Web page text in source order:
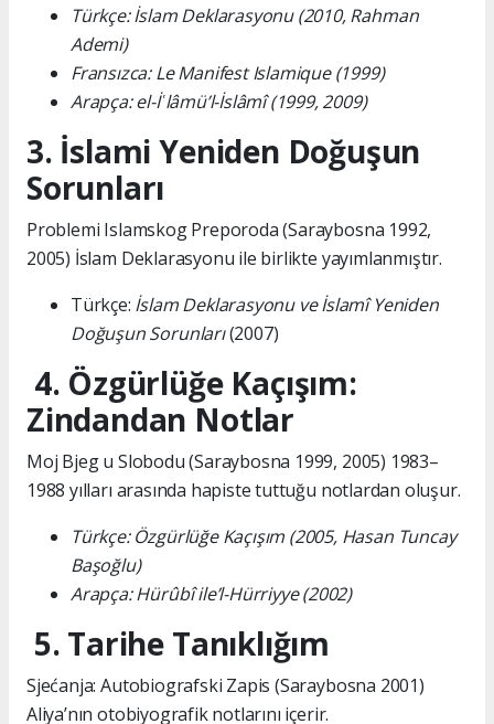
Türkçe: İslam Deklarasyonu (2010, Rahman
Ademi)
Fransızca: Le Manifest Islamique (1999)
Arapça: el-İʿlâmü’l-İslâmî (1999, 2009)
3. İslami Yeniden Doğuşun
Sorunları
Problemi Islamskog Preporoda (Saraybosna 1992,
2005) İslam Deklarasyonu ile birlikte yayımlanmıştır.
Türkçe: İslam Deklarasyonu ve İslamî Yeniden
Doğuşun Sorunları(2007)
4. Özgürlüğe Kaçışım:
Zindandan Notlar
Moj Bjeg u Slobodu (Saraybosna 1999, 2005) 1983–
1988 yılları arasında hapiste tuttuğu notlardan oluşur.
Türkçe: Özgürlüğe Kaçışım (2005, Hasan Tuncay
Başoğlu)
Arapça: Hürûbî ile’l-Hürriyye (2002)
5. Tarihe Tanıklığım
Sjećanja: Autobiografski Zapis (Saraybosna 2001)
Aliya’nın otobiyografik notlarını içerir.